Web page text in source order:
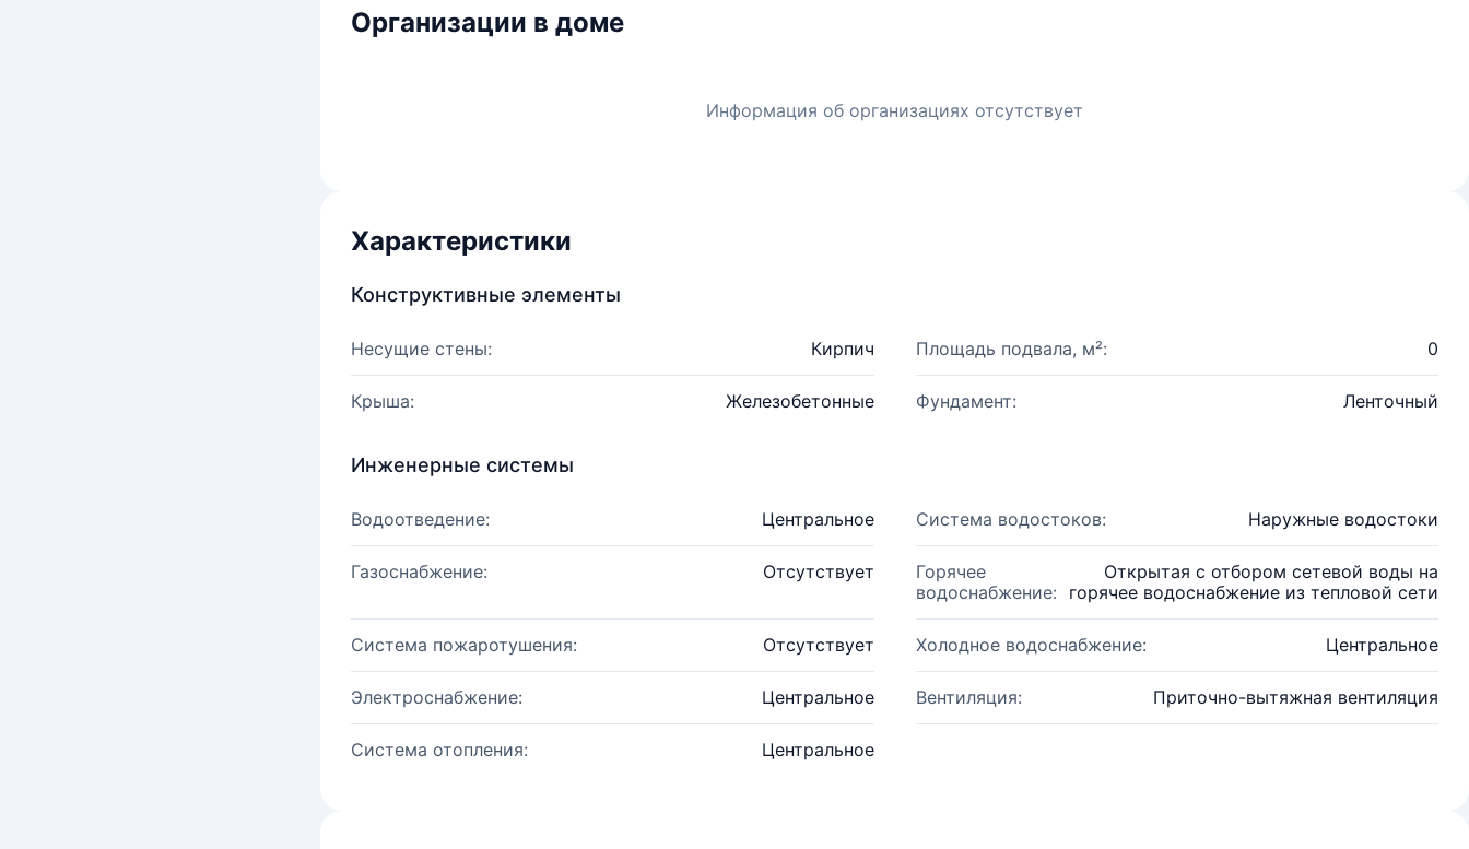
Организации в доме
Информация об организациях отсутствует
Характеристики
Конструктивные элементы
Несущие стены: Кирпич Площадь подвала, м²: 0
Крыша: Железобетонные Фундамент: Ленточный
Инженерные системы
Водоотведение: Центральное Система водостоков: Наружные водостоки
Газоснабжение: Отсутствует
Горячее
водоснабжение:
Открытая с отбором сетевой воды на
горячее водоснабжение из тепловой сети
Система пожаротушения: Отсутствует Холодное водоснабжение: Центральное
Электроснабжение: Центральное Вентиляция: Приточно-вытяжная вентиляция
Система отопления: Центральное